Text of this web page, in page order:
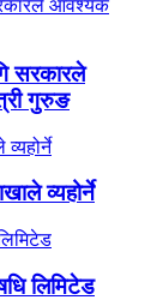
सरकारले
गुरुङ
व्यहोर्ने
लिमिटेड